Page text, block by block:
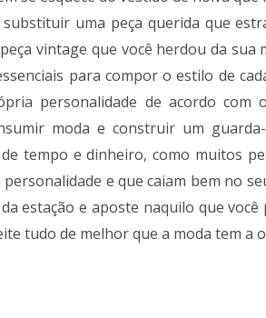
substituir uma peça querida que
vintage que você herdou da sua
para compor o estilo de
personalidade de acordo com
moda e construir um
tempo e dinheiro, como muitos
e que caiam bem no
estação e aposte naquilo que
tudo de melhor que a moda tem a